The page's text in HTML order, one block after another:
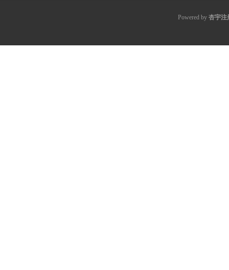
Powered by 杏宇注